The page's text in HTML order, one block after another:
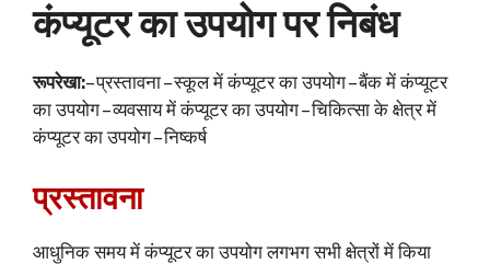
कंप्यूटर का उपयोग पर निबंध
रूपरेखा:– प्रस्तावना – स्कूल में कंप्यूटर का उपयोग – बैंक में कंप्यूटर
का उपयोग – व्यवसाय में कंप्यूटर का उपयोग – चिकित्सा के क्षेत्र में
कंप्यूटर का उपयोग – निष्कर्ष
प्रस्तावना
आधुनिक समय में कंप्यूटर का उपयोग लगभग सभी क्षेत्रों में किया